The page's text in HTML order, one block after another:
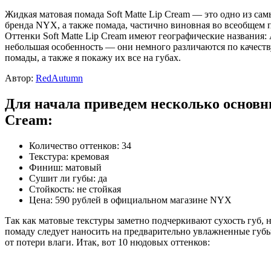
Жидкая матовая помада Soft Matte Lip Cream — это одно из
бренда NYX, а также помада, частично виновная во всеобщем
Оттенки Soft Matte Lip Cream имеют географические
небольшая особенность — они немного различаются по
помады, а также я покажу их все на губах.
Автор: RedAutumn
Для начала приведем несколько
Cream:
Количество оттенков: 34
Текстура: кремовая
Финиш: матовый
Сушит ли губы: да
Стойкость: не стойкая
Цена: 590 рублей в официальном магазине NYX
Так как матовые текстуры заметно подчеркивают сухость
помаду следует наносить на предварительно увлажненные
от потери влаги. Итак, вот 10 нюдовых оттенков: